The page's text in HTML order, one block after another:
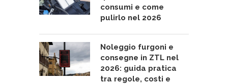
consumi e come
pulirlo nel 2026
Noleggio furgoni e
consegne in ZTL nel
2026: guida pratica
tra regole, costi e